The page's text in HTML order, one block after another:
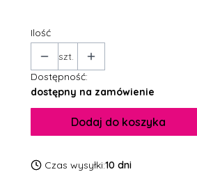
Ilość
szt.
Dostępność:
dostępny na zamówienie
Dodaj do koszyka
Czas wysyłki:10 dni